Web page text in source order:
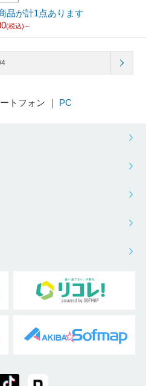
品が計1点あります
(税込)～
4
トフォン ｜ PC